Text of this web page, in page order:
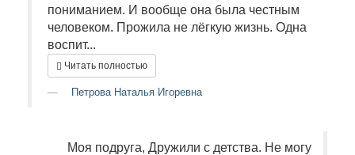
пониманием. И вообще она была честным
человеком. Прожила не лёгкую жизнь. Одна
воспит...
Читать полностью
Петрова Наталья Игоревна
Моя подруга, Дружили с детства. Не могу